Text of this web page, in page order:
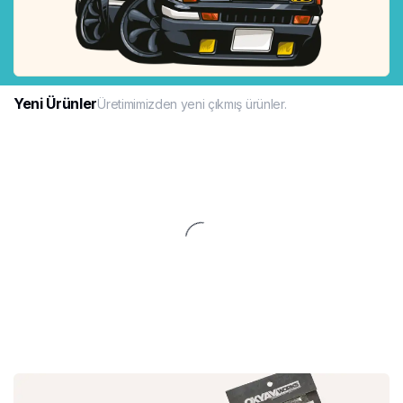
Yeni ÜrünlerÜretimimizden yeni çıkmış ürünler.